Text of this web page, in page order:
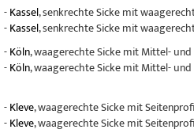
-Kassel, senkrechte Sicke mit
-Kassel, senkrechte Sicke mit
-Köln, waagerechte Sicke mit Mittel-
-Köln, waagerechte Sicke mit Mittel-
-Kleve, waagerechte Sicke mit
-Kleve, waagerechte Sicke mit